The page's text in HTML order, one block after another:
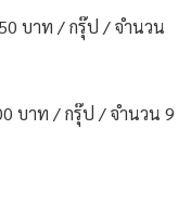
บาท / กรุ๊ป / จำนวน
บาท / กรุ๊ป / จำนวน 9